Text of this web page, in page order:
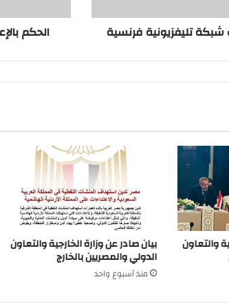
تليفزيونية فرنسية الحكم
والتعاون بيان صادر عن وزارة الخارجية والتعاون
الدولي والمصريين بالخارج
منذ أسبوع واحد